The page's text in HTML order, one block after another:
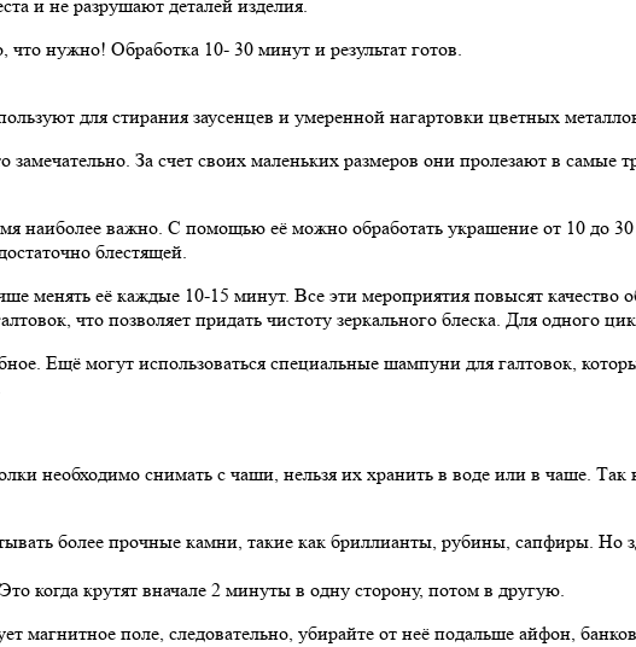
и не разрушают деталей изделия.
нужно! Обработка 10- 30 минут и результат готов.
для стирания заусенцев и умеренной нагартовки цветных
За счет своих маленьких размеров они пролезают в самые
наиболее важно. С помощью её можно обработать украшение от 10 до 30
блестящей.
менять её каждые 10-15 минут. Все эти мероприятия повысят
что позволяет придать чистоту зеркального блеска. Для одного
Ещё могут использоваться специальные шампуни для галтовок,
необходимо снимать с чаши, нельзя их хранить в воде или в чаше.
более прочные камни, такие как бриллианты, рубины, сапфиры. Но
когда крутят вначале 2 минуты в одну сторону, потом в другую.
магнитное поле, следовательно, убирайте от неё подальше айфон,